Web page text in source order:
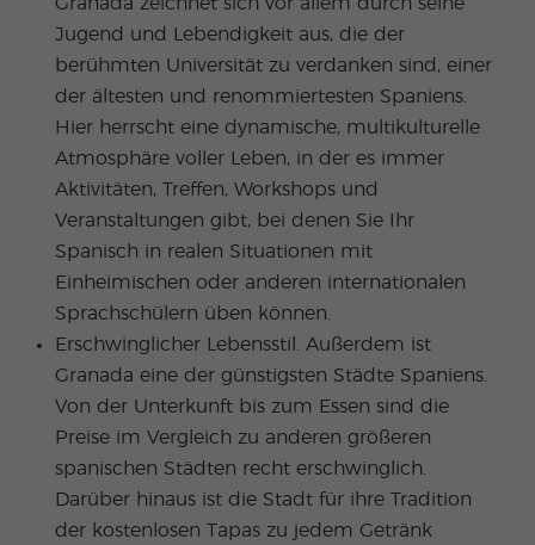
Jugend und Lebendigkeit aus, die der
berühmten Universität zu verdanken sind, einer
der ältesten und renommiertesten Spaniens.
Hier herrscht eine dynamische, multikulturelle
Atmosphäre voller Leben, in der es immer
Aktivitäten, Treffen, Workshops und
Veranstaltungen gibt, bei denen Sie Ihr
Spanisch in realen Situationen mit
Einheimischen oder anderen internationalen
Sprachschülern üben können.
Erschwinglicher Lebensstil. Außerdem ist
Granada eine der günstigsten Städte Spaniens.
Von der Unterkunft bis zum Essen sind die
Preise im Vergleich zu anderen größeren
spanischen Städten recht erschwinglich.
Darüber hinaus ist die Stadt für ihre Tradition
der kostenlosen Tapas zu jedem Getränk